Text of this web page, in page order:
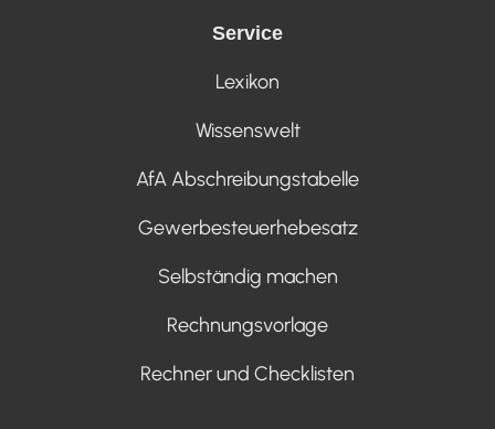
Service
Lexikon
Wissenswelt
AfA Abschreibungstabelle
Gewerbesteuerhebesatz
Selbständig machen
Rechnungsvorlage
Rechner und Checklisten